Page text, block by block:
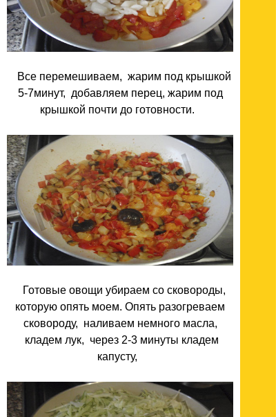
Все перемешиваем, жарим под крышкой
5-7минут, добавляем перец, жарим под
крышкой почти до готовности.
Готовые овощи убираем со сковороды,
которую опять моем. Опять разогреваем
сковороду, наливаем немного масла,
кладем лук, через 2-3 минуты кладем
капусту,